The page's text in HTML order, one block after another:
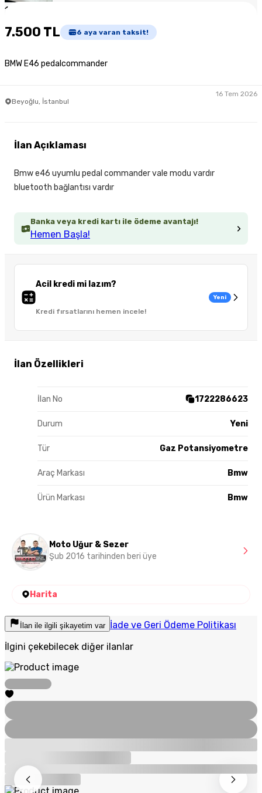
1
7.500 TL 6 aya varan taksit!
BMW E46 pedalcommander
Beyoğlu, İstanbul
16 Tem 2026
Banka veya kredi kartı ile ödeme avantajı!
Hemen Başla!
Acil kredi mi lazım?
Kredi fırsatlarını hemen incele!
Yeni
İlan Özellikleri
İlan No 1722286623
Durum Yeni
Tür Gaz Potansiyometre
Araç Markası Bmw
Ürün Markası Bmw
İlan Açıklaması
Bmw e46 uyumlu pedal commander vale modu vardır
bluetooth bağlantısı vardır
Moto Uğur & Sezer
Şub 2016 tarihinden beri üye
Harita
İlan ile ilgili şikayetim var İade ve Geri Ödeme Politikası
İlgini çekebilecek diğer ilanlar